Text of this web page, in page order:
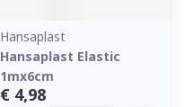
Hansaplast
Hansaplast Elastic
1mx6cm
€ 4,98